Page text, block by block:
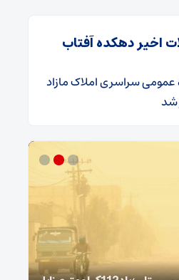
اخیر دهکده آفتاب
عمومی سراسری املاک مازاد
شد